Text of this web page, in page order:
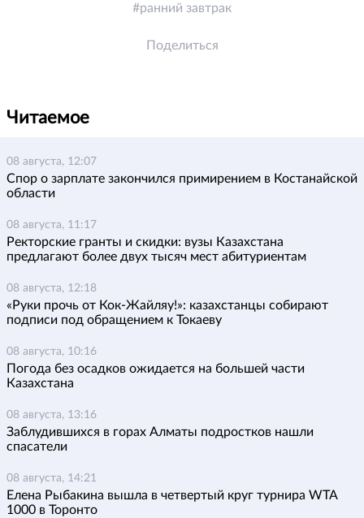
ранний завтрак
Поделиться
Читаемое
08 августа, 12:07
Спор о зарплате закончился примирением в Костанайской
области
08 августа, 11:17
Ректорские гранты и скидки: вузы Казахстана
предлагают более двух тысяч мест абитуриентам
08 августа, 12:18
«Руки прочь от Кок-Жайляу!»: казахстанцы собирают
подписи под обращением к Токаеву
08 августа, 10:16
Погода без осадков ожидается на большей части
Казахстана
08 августа, 13:16
Заблудившихся в горах Алматы подростков нашли
спасатели
08 августа, 14:21
Елена Рыбакина вышла в четвертый круг турнира WTA
1000 в Торонто